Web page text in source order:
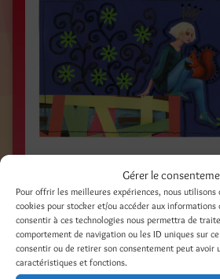
Gérer le
Pour offrir les meilleures expériences, nous
cookies pour stocker et/ou accéder aux informations
consentir à ces technologies nous permettra de
comportement de navigation ou les ID uniques sur
consentir ou de retirer son consentement peut
caractéristiques et fonctions.
Le printemps encore ! Ça
Photo de magazine, doodles,